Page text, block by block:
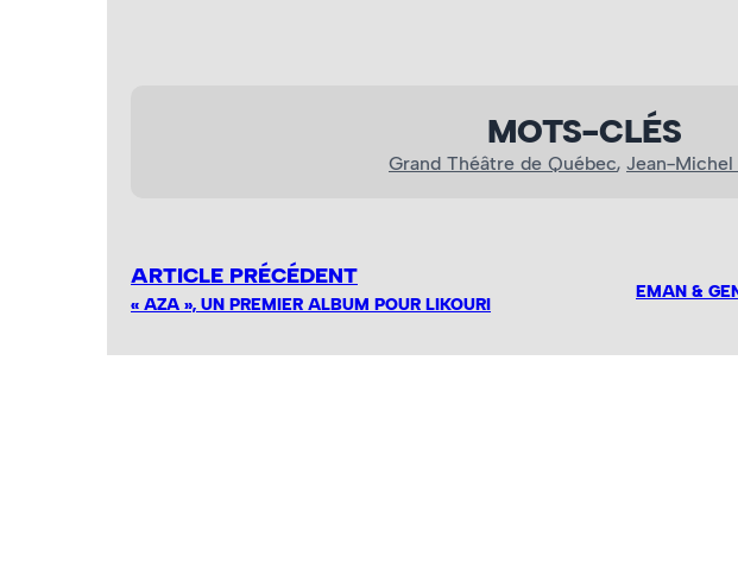
MOTS-CLÉS
Grand Théâtre de Québec, Jean-Michel
ARTICLE PRÉCÉDENT
« AZA », UN PREMIER ALBUM POUR LIKOURI
EMAN &